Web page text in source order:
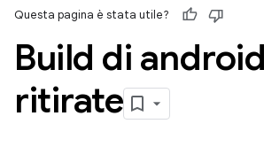
Questa pagina è stata utile?
Build di
ritirate